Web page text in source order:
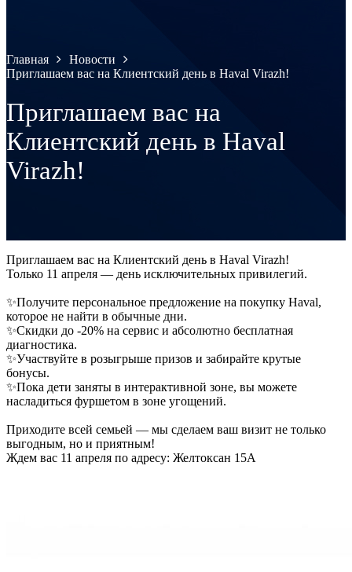
Главная
Новости
Приглашаем вас на Клиентский день в Haval Virazh!
Приглашаем вас на
Клиентский день в Haval
Virazh!
Приглашаем вас на Клиентский день в Haval Virazh!
Только 11 апреля — день исключительных привилегий.
✨Получите персональное предложение на покупку Haval,
которое не найти в обычные дни.
✨Скидки до -20% на сервис и абсолютно бесплатная
диагностика.
✨Участвуйте в розыгрыше призов и забирайте крутые
бонусы.
✨Пока дети заняты в интерактивной зоне, вы можете
насладиться фуршетом в зоне угощений.
Приходите всей семьей — мы сделаем ваш визит не только
выгодным, но и приятным!
Ждем вас 11 апреля по адресу: Желтоксан 15А